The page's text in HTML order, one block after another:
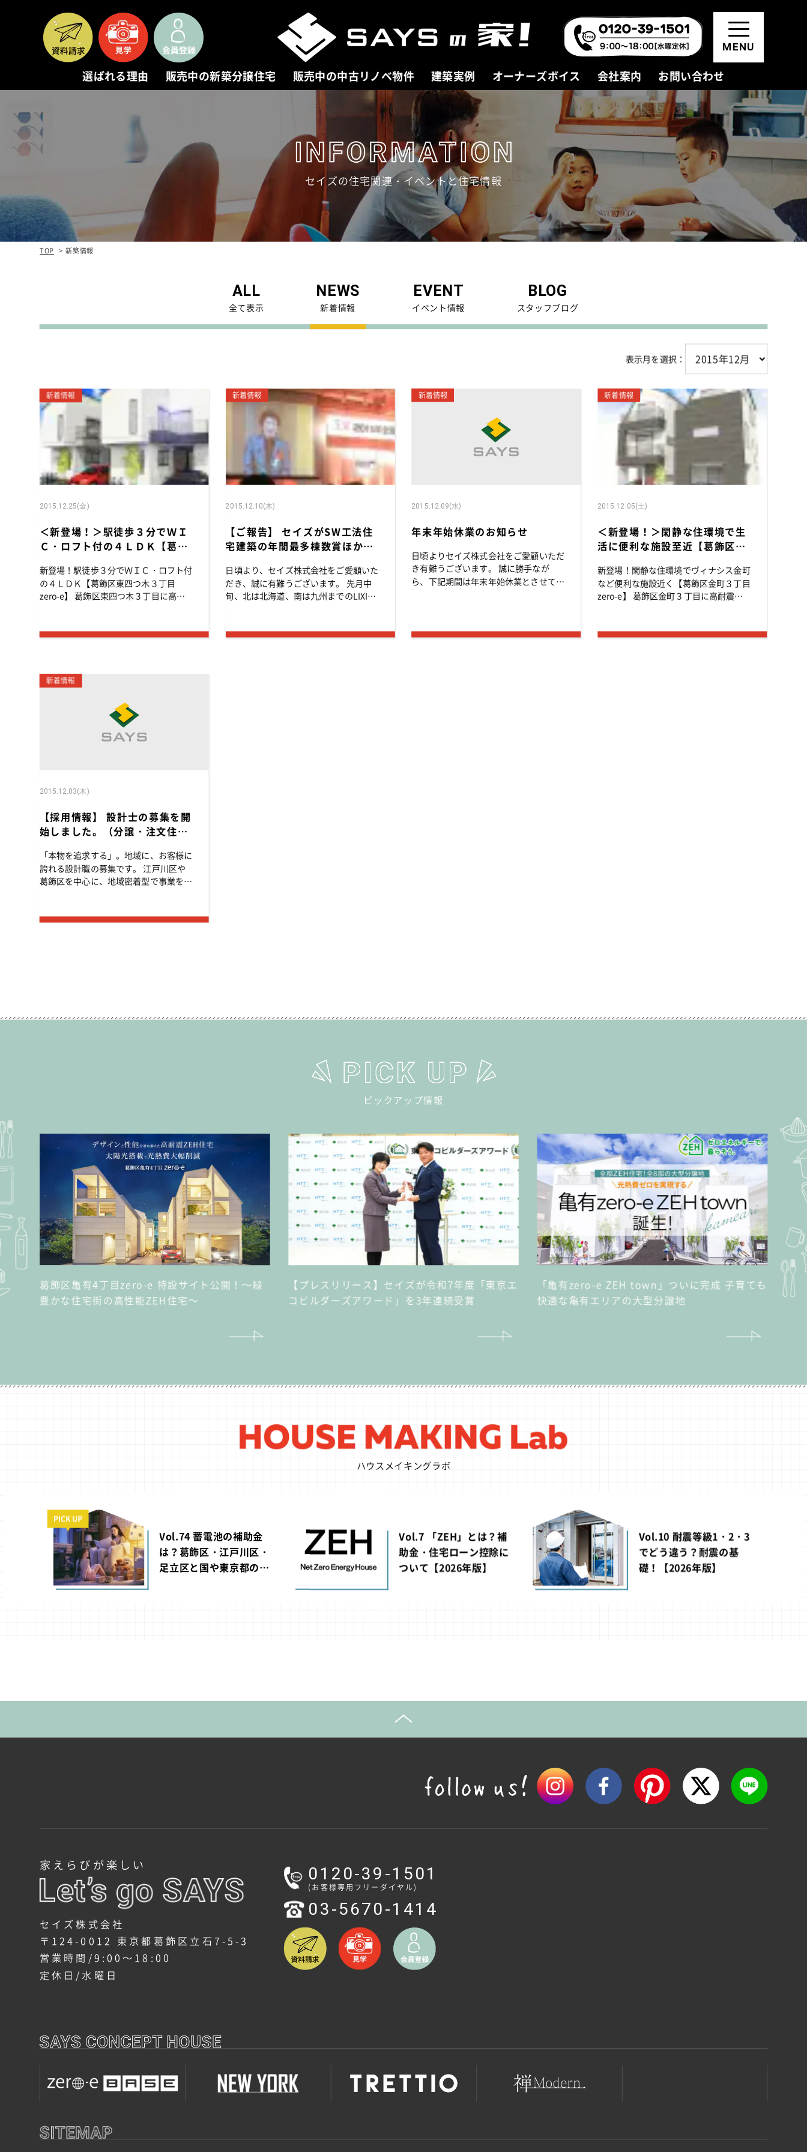
MENU
選ばれる理由 販売中の新築分譲住宅 販売中の中古リノベ物件 建築実例 オーナーズボイス 会社案内 お問い合わせ
1. 本物を追求する
NEW HOUSE
販売中の新築分譲住宅
新築分譲住宅一覧
新規・未公開物件(会員限定)
ご成約済み物件
COMPANY
会社案内
ごあいさつ
アクセス
スタッフ紹介
資料請求・お問い合わせ
モデルハウス見学
会員登録(無料)
お知らせ
動画ギャラリー
家づくりワークショップ
ハウスメイキングラボ
（住宅コラム）
オーナーズ
耐震等級3の家づくり
不動産売却相談室
サイトマップ
セイズの住宅関連・イベントと住宅情報
TOP 新築情報
ALL
全て表示
NEWS
新着情報
EVENT
イベント情報
BLOG
スタッフブログ
表示月を選択：
新着情報
2015.12.25(金)
＜新登場！＞駅徒歩３分でＷＩ
Ｃ・ロフト付の４ＬＤＫ【葛飾
耐震の低燃費デザイナーズ住宅
新登場！駅徒歩３分でＷＩＣ・ロフト付
の４ＬＤＫ【葛飾区東四つ木３丁目
zero-e】 葛飾区東四つ木３丁目に高耐
で、夏涼しくて冬暖かく、しかも年間の
新着情報
2015.12.10(木)
【ご報告】 セイズがSW工法住
宅建築の年間最多棟数賞ほか4
日頃より、セイズ株式会社をご愛顧いた
だき、誠に有難うございます。 先月中
旬、北は北海道、南は九州までのLIXIL
社800名が会場のホテルグランパシフィ
新着情報
2015.12.09(水)
年末年始休業のお知らせ
日頃よりセイズ株式会社をご愛顧いただ
き有難うございます。 誠に勝手なが
ら、下記期間は年末年始休業とさせてい
新着情報
2015.12.05(土)
＜新登場！＞閑静な住環境で生
活に便利な施設至近【葛飾区金
燃費デザイナーズ住宅
新登場！閑静な住環境でヴィナシス金町
など便利な施設近く【葛飾区金町３丁目
zero-e】 葛飾区金町３丁目に高耐震の
涼しくて冬暖かく、しかも年間の光熱費
新着情報
2015.12.03(木)
【採用情報】 設計士の募集を開
始しました。（分譲・注文住
ン）
「本物を追求する」。地域に、お客様に
誇れる設計職の募集です。 江戸川区や
葛飾区を中心に、地域密着型で事業を展
ます。「お客様のご希望をいかにカタチ
ピックアップ情報
葛飾区亀有4丁目zero-e 特設サイト公開！～緑
豊かな住宅街の高性能ZEH住宅～
【プレスリリース】セイズが令和7年度「東京エ
コビルダーズアワード」を3年連続受賞
「亀有zero-e ZEH town」ついに完成 子育ても
快適な亀有エリアの大型分譲地
ハウスメイキングラボ
PICK UP
Vol.74 蓄電池の補助金
は？葛飾区・江戸川区・
足立区と国や東京都の助
Vol.7 「ZEH」とは？補
助金・住宅ローン控除に
ついて【2026年版】
Vol.10 耐震等級1・2・3
でどう違う？耐震の基
礎！【2026年版】
家えらびが楽しい
セイズ株式会社
〒124-0012 東京都葛飾区立石7-5-3
営業時間/9:00～18:00
定休日/水曜日
0120-39-1501
(お客様専用フリーダイヤル)
03-5670-1414